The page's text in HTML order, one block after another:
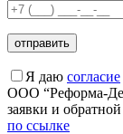
Я даю согласие
ООО “Реформа-
заявки и
по ссылке